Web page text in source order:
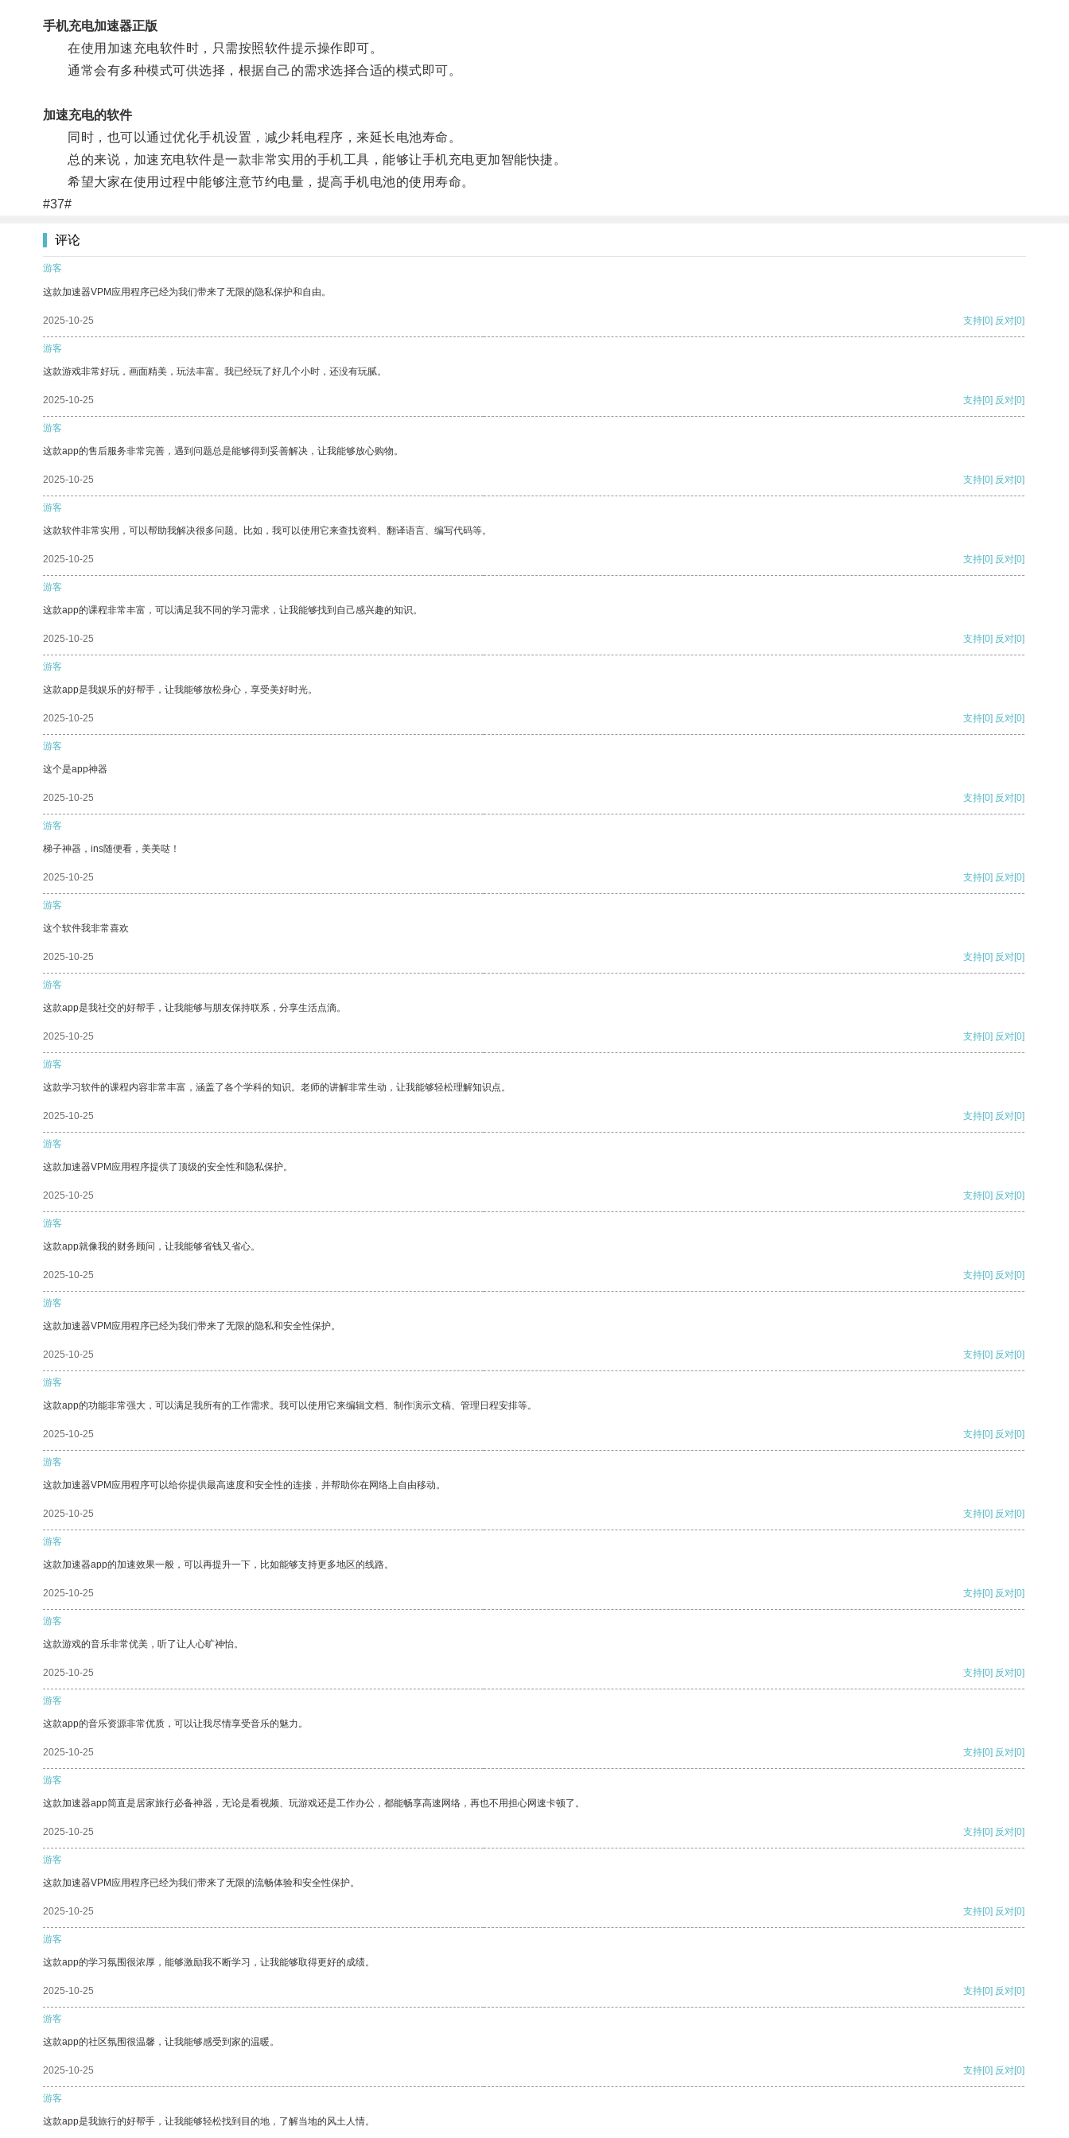
手机充电加速器正版
在使用加速充电软件时，只需按照软件提示操作即可。
通常会有多种模式可供选择，根据自己的需求选择合适的模式即可。
加速充电的软件
同时，也可以通过优化手机设置，减少耗电程序，来延长电池寿命。
总的来说，加速充电软件是一款非常实用的手机工具，能够让手机充电更加智能快捷。
希望大家在使用过程中能够注意节约电量，提高手机电池的使用寿命。
#37#
评论
游客
这款加速器VPM应用程序已经为我们带来了无限的隐私保护和自由。
2025-10-25 支持[0] 反对[0]
游客
这款游戏非常好玩，画面精美，玩法丰富。我已经玩了好几个小时，还没有玩腻。
2025-10-25 支持[0] 反对[0]
游客
这款app的售后服务非常完善，遇到问题总是能够得到妥善解决，让我能够放心购物。
2025-10-25 支持[0] 反对[0]
游客
这款软件非常实用，可以帮助我解决很多问题。比如，我可以使用它来查找资料、翻译语言、编写代码等。
2025-10-25 支持[0] 反对[0]
游客
这款app的课程非常丰富，可以满足我不同的学习需求，让我能够找到自己感兴趣的知识。
2025-10-25 支持[0] 反对[0]
游客
这款app是我娱乐的好帮手，让我能够放松身心，享受美好时光。
2025-10-25 支持[0] 反对[0]
游客
这个是app神器
2025-10-25 支持[0] 反对[0]
游客
梯子神器，ins随便看，美美哒！
2025-10-25 支持[0] 反对[0]
游客
这个软件我非常喜欢
2025-10-25 支持[0] 反对[0]
游客
这款app是我社交的好帮手，让我能够与朋友保持联系，分享生活点滴。
2025-10-25 支持[0] 反对[0]
游客
这款学习软件的课程内容非常丰富，涵盖了各个学科的知识。老师的讲解非常生动，让我能够轻松理解知识点。
2025-10-25 支持[0] 反对[0]
游客
这款加速器VPM应用程序提供了顶级的安全性和隐私保护。
2025-10-25 支持[0] 反对[0]
游客
这款app就像我的财务顾问，让我能够省钱又省心。
2025-10-25 支持[0] 反对[0]
游客
这款加速器VPM应用程序已经为我们带来了无限的隐私和安全性保护。
2025-10-25 支持[0] 反对[0]
游客
这款app的功能非常强大，可以满足我所有的工作需求。我可以使用它来编辑文档、制作演示文稿、管理日程安排等。
2025-10-25 支持[0] 反对[0]
游客
这款加速器VPM应用程序可以给你提供最高速度和安全性的连接，并帮助你在网络上自由移动。
2025-10-25 支持[0] 反对[0]
游客
这款加速器app的加速效果一般，可以再提升一下，比如能够支持更多地区的线路。
2025-10-25 支持[0] 反对[0]
游客
这款游戏的音乐非常优美，听了让人心旷神怡。
2025-10-25 支持[0] 反对[0]
游客
这款app的音乐资源非常优质，可以让我尽情享受音乐的魅力。
2025-10-25 支持[0] 反对[0]
游客
这款加速器app简直是居家旅行必备神器，无论是看视频、玩游戏还是工作办公，都能畅享高速网络，再也不用担心网速卡顿了。
2025-10-25 支持[0] 反对[0]
游客
这款加速器VPM应用程序已经为我们带来了无限的流畅体验和安全性保护。
2025-10-25 支持[0] 反对[0]
游客
这款app的学习氛围很浓厚，能够激励我不断学习，让我能够取得更好的成绩。
2025-10-25 支持[0] 反对[0]
游客
这款app的社区氛围很温馨，让我能够感受到家的温暖。
2025-10-25 支持[0] 反对[0]
游客
这款app是我旅行的好帮手，让我能够轻松找到目的地，了解当地的风土人情。